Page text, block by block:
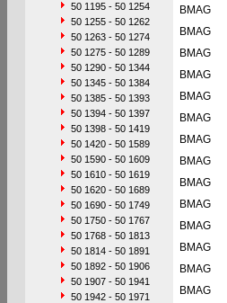
50 1195 - 50 1254
50 1255 - 50 1262
50 1263 - 50 1274
50 1275 - 50 1289
50 1290 - 50 1344
50 1345 - 50 1384
50 1385 - 50 1393
50 1394 - 50 1397
50 1398 - 50 1419
50 1420 - 50 1589
50 1590 - 50 1609
50 1610 - 50 1619
50 1620 - 50 1689
50 1690 - 50 1749
50 1750 - 50 1767
50 1768 - 50 1813
50 1814 - 50 1891
50 1892 - 50 1906
50 1907 - 50 1941
50 1942 - 50 1971
BMAG
BMAG
BMAG
BMAG
BMAG
BMAG
BMAG
BMAG
BMAG
BMAG
BMAG
BMAG
BMAG
BMAG